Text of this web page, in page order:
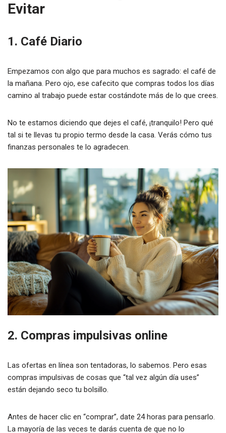
Evitar
1. Café Diario
Empezamos con algo que para muchos es sagrado: el café de
la mañana. Pero ojo, ese cafecito que compras todos los días
camino al trabajo puede estar costándote más de lo que crees.
No te estamos diciendo que dejes el café, ¡tranquilo! Pero qué
tal si te llevas tu propio termo desde la casa. Verás cómo tus
finanzas personales te lo agradecen.
2. Compras impulsivas online
Las ofertas en línea son tentadoras, lo sabemos. Pero esas
compras impulsivas de cosas que “tal vez algún día uses”
están dejando seco tu bolsillo.
Antes de hacer clic en “comprar”, date 24 horas para pensarlo.
La mayoría de las veces te darás cuenta de que no lo